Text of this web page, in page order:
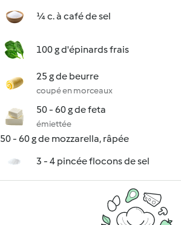
¼ c. à café de sel
100 g d'épinards frais
25 g de beurre
coupé en morceaux
50 - 60 g de feta
émiettée
50 - 60 g de mozzarella, râpée
3 - 4 pincée flocons de sel